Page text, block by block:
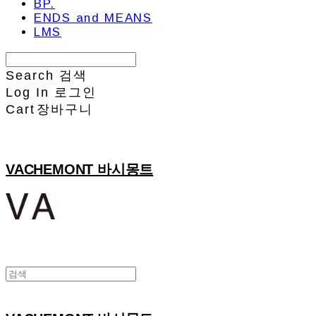
BP.
ENDS and MEANS
LMS
Search 검색
Log In 로그인
Cart 장바구니
VACHEMONT 바시몽트